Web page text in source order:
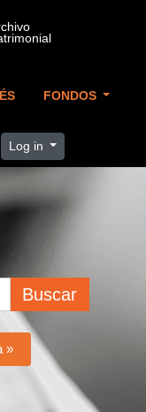
FONDOS
Log in
Buscar
»